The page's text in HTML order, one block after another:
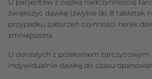
U pacjentów z ciężką nadczynnością
zwiększyć dawkę (zwykle do 8 tabletek
przypadku zaburzeń czynności nerek
zmniejszona.
U dorosłych z przełomem tarczycowym
indywidualnie dawkę do czasu